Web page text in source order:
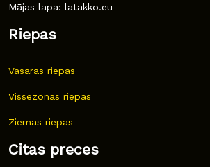
Mājas lapa: latakko.eu
Riepas
Vasaras riepas
Vissezonas riepas
Ziemas riepas
Citas preces